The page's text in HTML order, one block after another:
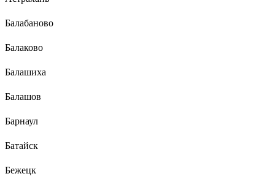
Балабаново
Балаково
Балашиха
Балашов
Барнаул
Батайск
Бежецк